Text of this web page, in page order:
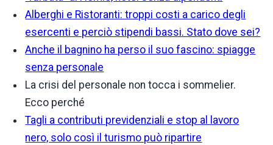
Alberghi e Ristoranti: troppi costi a carico degli
esercenti e perciò stipendi bassi. Stato dove sei?
Anche il bagnino ha perso il suo fascino: spiagge
senza personale
La crisi del personale non tocca i sommelier.
Ecco perché
Tagli a contributi previdenziali e stop al lavoro
nero, solo così il turismo può ripartire